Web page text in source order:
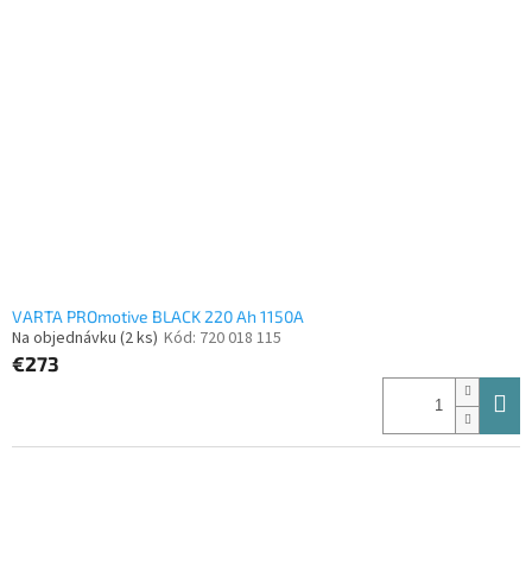
VARTA PROmotive BLACK 220 Ah 1150A
Na objednávku (2 ks) Kód: 720 018 115
€273